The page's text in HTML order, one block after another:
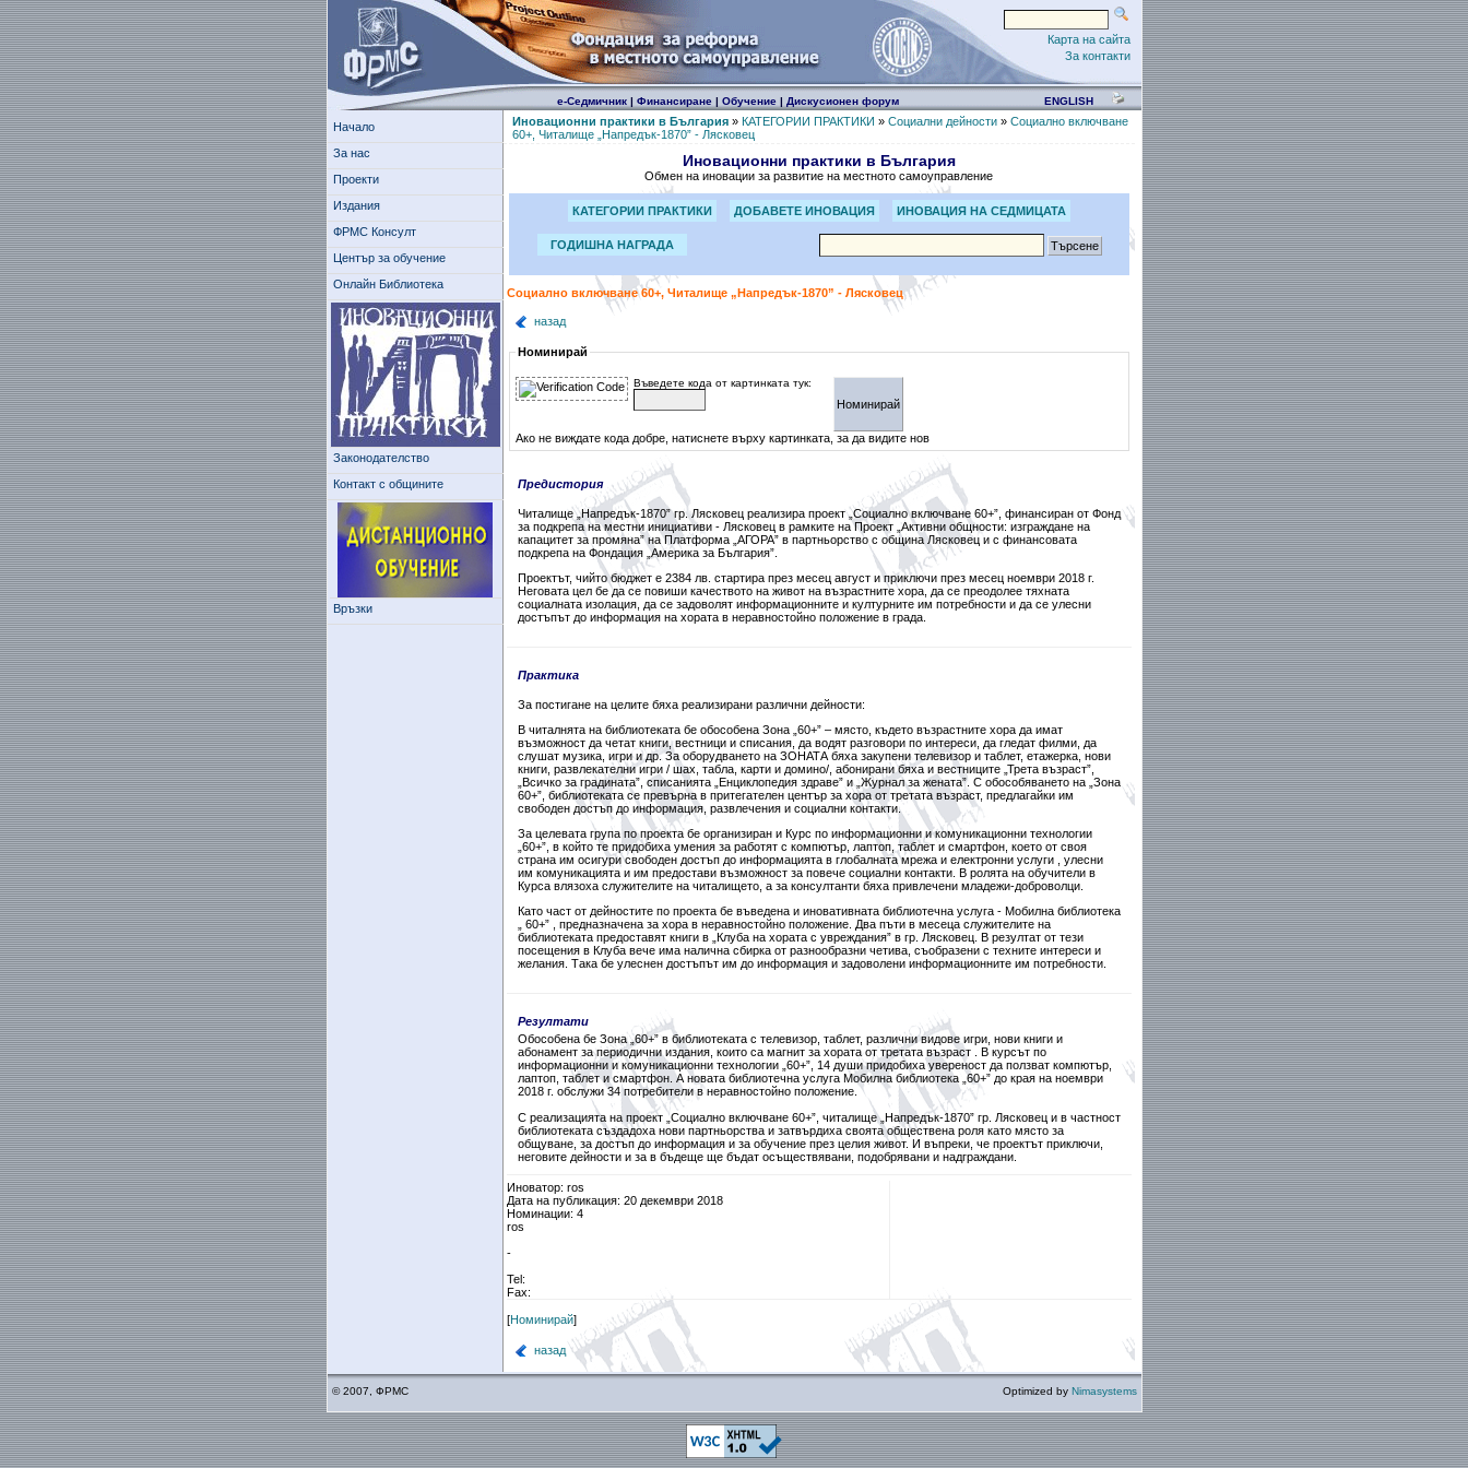
Карта на сайта
За контакти
е-Седмичник| Финансиране| Обучение| Дискусионен форум ENGLISH
Начало
За нас
Проекти
Издания
ФРМС Консулт
Център за обучение
Онлайн Библиотека
Законодателство
Контакт с общините
Връзки
Иновационни практики в България» КАТЕГОРИИ ПРАКТИКИ » Социални дейности» Социално включване
60+, Читалище „Напредък-1870” - Лясковец
Иновационни практики в България
Обмен на иновации за развитие на местното самоуправление
КАТЕГОРИИ ПРАКТИКИ ДОБАВЕТЕ ИНОВАЦИЯ ИНОВАЦИЯ НА СЕДМИЦАТА
ГОДИШНА НАГРАДА
Социално включване 60+, Читалище „Напредък-1870” - Лясковец
назад
Номинирай
Въведете кода от картинката тук:
Ако не виждате кода добре, натиснете върху картинката, за да видите нов
Предистория
Читалище „Напредък-1870” гр. Лясковец реализира проект „Социално включване 60+”, финансиран от Фонд
за подкрепа на местни инициативи - Лясковец в рамките на Проект „Активни общности: изграждане на
капацитет за промяна” на Платформа „АГОРА” в партньорство с община Лясковец и с финансовата
подкрепа на Фондация „Америка за България”.
Проектът, чийто бюджет е 2384 лв. стартира през месец август и приключи през месец ноември2018 г.
Неговата цел бе да се повиши качеството на живот на възрастните хора, да се преодолее тяхната
социалната изолация, да се задоволят информационните и културните им потребности и да се улесни
достъпът до информация на хората в неравностойно положение в града.
Практика
За постигане на целите бяха реализирани различни дейности:
В читалнята на библиотеката бе обособена Зона „60+” – място, където възрастните хора да имат
възможност да четат книги, вестници и списания, да водят разговори по интереси, да гледат филми, да
слушат музика, игри и др. За оборудването на ЗОНАТА бяха закупени телевизор и таблет, етажерка, нови
книги, развлекателни игри / шах, табла, карти и домино/, абонирани бяха и вестниците „Трета възраст”,
„Всичко за градината”, списанията „Енциклопедия здраве” и „Журнал за жената”. С обособяването на „Зона
60+”, библиотеката се превърна в притегателен център за хора от третата възраст, предлагайки им
свободен достъп до информация, развлечения и социални контакти.
За целевата група по проекта бе организиран и Курс по информационни и комуникационни технологии
„60+”, в който те придобиха умения за работят с компютър, лаптоп, таблет и смартфон, което от своя
страна им осигури свободен достъп до информацията в глобалната мрежа и електронни услуги , улесни
им комуникацията и им предостави възможност за повече социални контакти. В ролята на обучители в
Курса влязоха служителите на читалището, а за консултанти бяха привлечени младежи-доброволци.
Като част от дейностите по проекта бе въведена и иновативната библиотечна услуга - Мобилна библиотека
„ 60+” , предназначена за хора в неравностойно положение. Два пъти в месеца служителите на
библиотеката предоставят книги в „Клуба на хората с увреждания” в гр. Лясковец. В резултат от тези
посещения в Клуба вече има налична сбирка от разнообразни четива, съобразени с техните интереси и
желания. Така бе улеснен достъпът им до информация и задоволени информационните им потребности.
Резултати
Обособена бе Зона „60+” в библиотеката с телевизор, таблет, различни видове игри, нови книги и
абонамент за периодични издания, които са магнит за хората от третата възраст . В курсът по
информационни и комуникационни технологии „60+”, 14 души придобиха увереност да ползват компютър,
лаптоп, таблет и смартфон. А новата библиотечна услуга Мобилна библиотека „60+” до края на ноември
2018 г. обслужи 34 потребители в неравностойно положение.
С реализацията на проект „Социално включване 60+”, читалище „Напредък-1870” гр. Лясковец и в частност
библиотеката създадоха нови партньорства и затвърдиха своята обществена роля като място за
общуване, за достъп до информация и за обучение през целия живот. И въпреки, че проектът приключи,
неговите дейности и за в бъдеще ще бъдат осъществявани, подобрявани и надграждани.
Иноватор: ros
Дата на публикация: 20 декември 2018
Номинации: 4
ros
-
Tel:
Fax:
[Номинирай]
назад
© 2007, ФРМС Optimized by Nimasystems